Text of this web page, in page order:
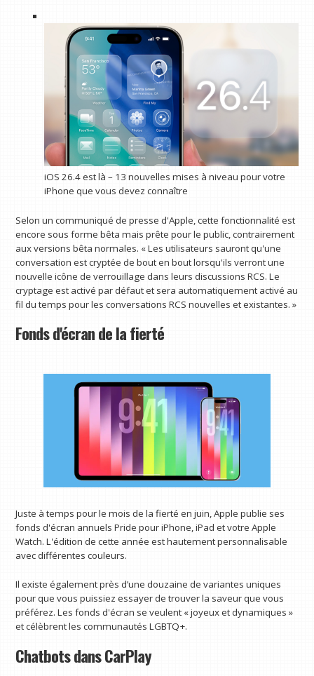
iOS 26.4 est là – 13 nouvelles mises à niveau pour votre
iPhone que vous devez connaître
Selon un communiqué de presse d'Apple, cette fonctionnalité est
encore sous forme bêta mais prête pour le public, contrairement
aux versions bêta normales. « Les utilisateurs sauront qu'une
conversation est cryptée de bout en bout lorsqu'ils verront une
nouvelle icône de verrouillage dans leurs discussions RCS. Le
cryptage est activé par défaut et sera automatiquement activé au
fil du temps pour les conversations RCS nouvelles et existantes. »
Fonds d'écran de la fierté
Juste à temps pour le mois de la fierté en juin, Apple publie ses
fonds d'écran annuels Pride pour iPhone, iPad et votre Apple
Watch. L'édition de cette année est hautement personnalisable
avec différentes couleurs.
Il existe également près d’une douzaine de variantes uniques
pour que vous puissiez essayer de trouver la saveur que vous
préférez. Les fonds d'écran se veulent « joyeux et dynamiques »
et célèbrent les communautés LGBTQ+.
Chatbots dans CarPlay